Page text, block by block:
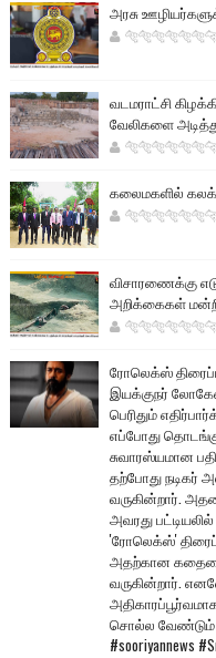
அரசு
வடமராட்சி
வேலிகளை
கலைமகளில்
விசாரணைக்கு
அறிக்கைகள்
ரோலெக்ஸ்
இயக்குநர்
பெரிதும்
எப்போது
சுவாரஸ்யமான
தற்போது நடிகர்
வருகின்றார்.
அவரது
'ரோலெக்ஸ்'
அதற்கான கதையை
வருகின்றார்.
சொல்ல வேண்டும்
#sooriyannews